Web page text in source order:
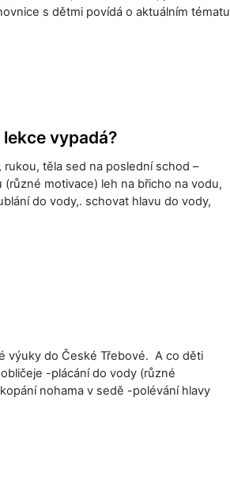
s dětmi povídá o aktuálním tématu
vypadá?
těla sed na poslední schod –
motivace) leh na břicho na vodu,
do vody,. schovat hlavu do vody,
výuky do České Třebové. A co děti
-plácání do vody (různé
nohama v sedě -polévání hlavy